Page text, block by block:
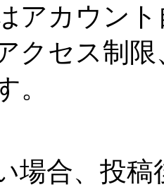
アカウント
クセス制限
。
場合、投稿